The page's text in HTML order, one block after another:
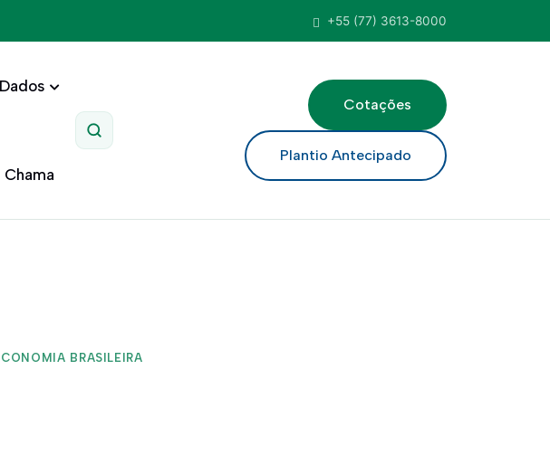
+55 (77) 3613-8000
Dados
Pesquisar
Cotações
Plantio Antecipado
BRASILEIRA